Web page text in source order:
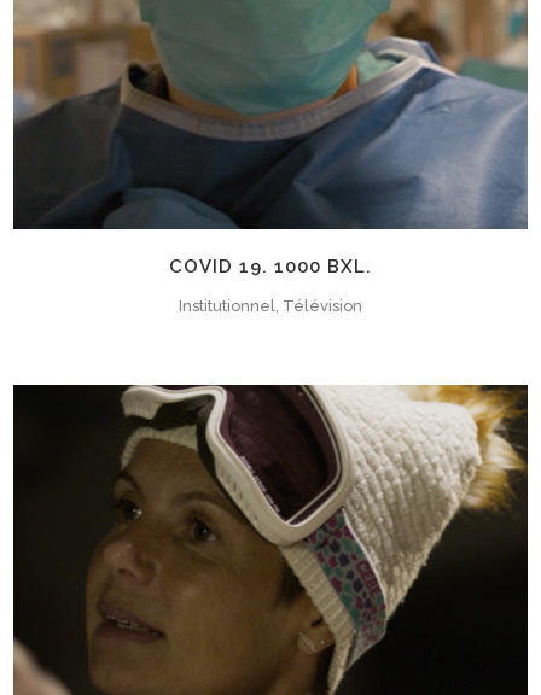
COVID 19. 1000 BXL.
Institutionnel, Télévision